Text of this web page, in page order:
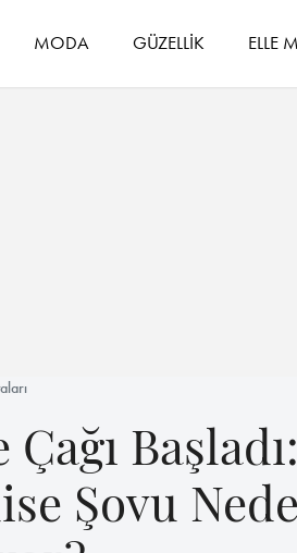
MODA GÜZELLİK ELLE
Şovu